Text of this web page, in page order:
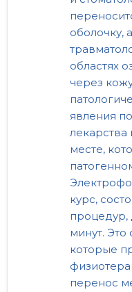
оболочку,
областях
через
явления
месте,
курс,
процедур,
минут.
которые
перенос